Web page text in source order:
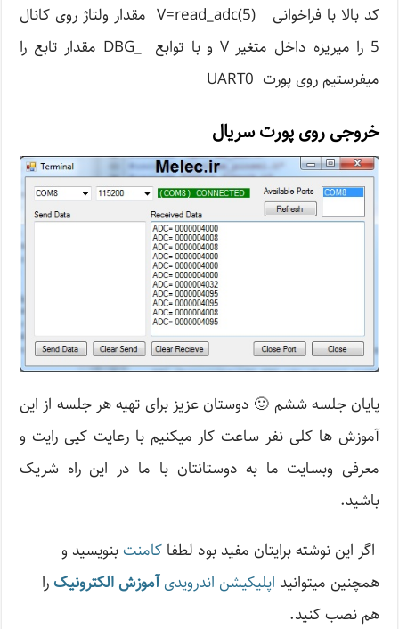
کد بالا با فراخوانی V=read_adc(5) مقدار ولتاژ روی کانال
5 را میریزه داخل متغیر V و با توابع _DBG مقدار تابع را
میفرستیم روی پورت UART0
خروجی روی پورت سریال
پایان جلسه ششم 🙂 دوستان عزیز برای تهیه هر جلسه از این
آموزش ها کلی نفر ساعت کار میکنیم با رعایت کپی رایت و
معرفی وبسایت ما به دوستانتان با ما در این راه شریک
باشید.
اگر این نوشته‌ برایتان مفید بود لطفاکامنت بنویسید و
همچنین میتوانید اپلیکیشن اندرویدیآموزش الکترونیک را
هم نصب کنید.